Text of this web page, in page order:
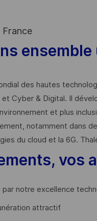
France
des hautes
et Cyber & Digital. Il
et plus
notamment dans
du cloud et la 6G.
vos
notre excellence
attractif